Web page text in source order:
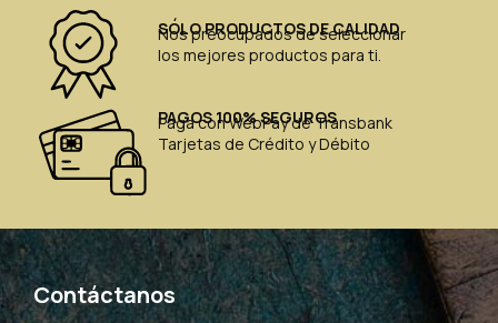
SÓLO PRODUCTOS DE CALIDAD
Nos preocupados de seleccionar
los mejores productos para ti.
PAGOS 100% SEGUROS
Paga con WebPay de Transbank
Tarjetas de Crédito y Débito
Contáctanos